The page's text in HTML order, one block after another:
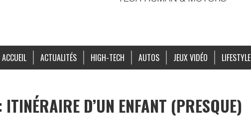
ACCUEIL ACTUALITÉS HIGH-TECH AUTOS JEUX VIDÉO LIFESTYLE
D’UN ENFANT (PRESQUE)